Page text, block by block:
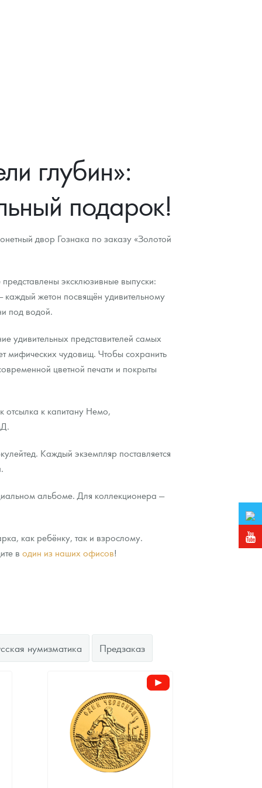
глубин»:
подарок!
двор Гознака по заказу «Золотой
эксклюзивные выпуски:
каждый жетон посвящён удивительному
под водой.
удивительных представителей самых
мифических чудовищ. Чтобы сохранить
цветной печати и покрыты
к капитану Немо,
Каждый экземпляр поставляется
альбоме. Для коллекционера —
как ребёнку, так и взрослому.
в один из наших офисов!
нумизматика Предзаказ